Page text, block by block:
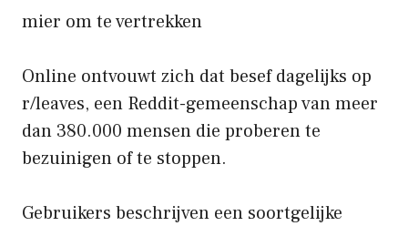
mier om te vertrekken
Online ontvouwt zich dat besef dagelijks op
r/leaves, een Reddit-gemeenschap van meer
dan 380.000 mensen die proberen te
bezuinigen of te stoppen.
Gebruikers beschrijven een soortgelijke